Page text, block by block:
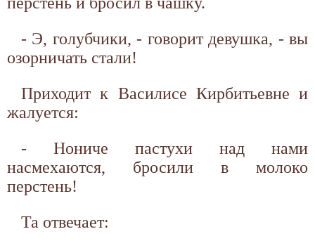
- Э, голубчики, - говорит девушка, - вы
озорничать стали!
Приходит к Василисе Кирбитьевне и
жалуется:
- Нониче пастухи над нами
насмехаются, бросили в молоко
перстень!
Та отвечает: